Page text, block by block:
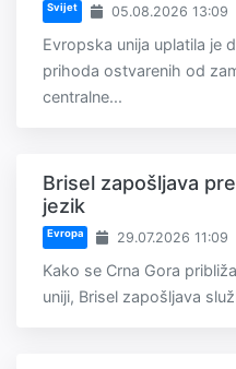
Svijet 05.08.2026 13:09
Evropska unija uplatila je
prihoda ostvarenih od
centralne...
Brisel zapošljava
jezik
Evropa 29.07.2026 11:09
Kako se Crna Gora
uniji, Brisel zapošljava